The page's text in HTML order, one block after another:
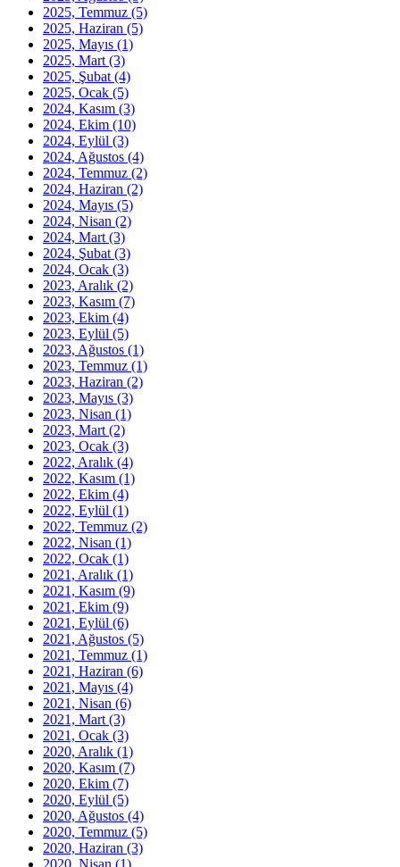
2025, Temmuz (5)
2025, Haziran (5)
2025, Mayıs (1)
2025, Mart (3)
2025, Şubat (4)
2025, Ocak (5)
2024, Kasım (3)
2024, Ekim (10)
2024, Eylül (3)
2024, Ağustos (4)
2024, Temmuz (2)
2024, Haziran (2)
2024, Mayıs (5)
2024, Nisan (2)
2024, Mart (3)
2024, Şubat (3)
2024, Ocak (3)
2023, Aralık (2)
2023, Kasım (7)
2023, Ekim (4)
2023, Eylül (5)
2023, Ağustos (1)
2023, Temmuz (1)
2023, Haziran (2)
2023, Mayıs (3)
2023, Nisan (1)
2023, Mart (2)
2023, Ocak (3)
2022, Aralık (4)
2022, Kasım (1)
2022, Ekim (4)
2022, Eylül (1)
2022, Temmuz (2)
2022, Nisan (1)
2022, Ocak (1)
2021, Aralık (1)
2021, Kasım (9)
2021, Ekim (9)
2021, Eylül (6)
2021, Ağustos (5)
2021, Temmuz (1)
2021, Haziran (6)
2021, Mayıs (4)
2021, Nisan (6)
2021, Mart (3)
2021, Ocak (3)
2020, Aralık (1)
2020, Kasım (7)
2020, Ekim (7)
2020, Eylül (5)
2020, Ağustos (4)
2020, Temmuz (5)
2020, Haziran (3)
2020, Nisan (1)